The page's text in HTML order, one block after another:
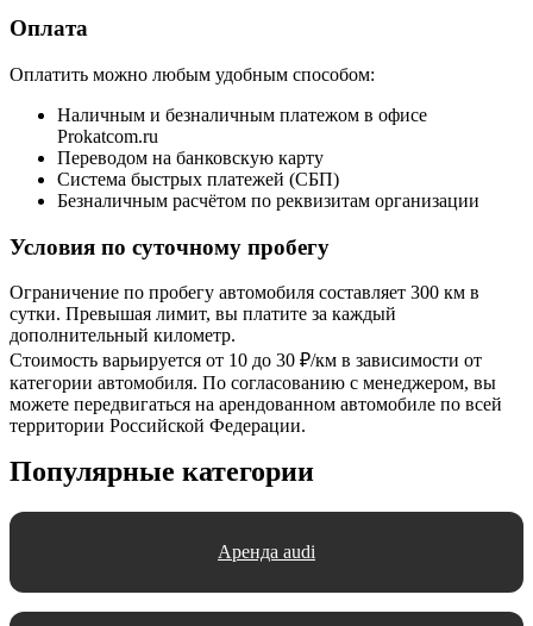
Оплата
Оплатить можно любым удобным способом:
Наличным и безналичным платежом в офисе
Prokatcom.ru
Переводом на банковскую карту
Система быстрых платежей (СБП)
Безналичным расчётом по реквизитам организации
Условия по суточному пробегу
Ограничение по пробегу автомобиля составляет 300 км в
сутки. Превышая лимит, вы платите за каждый
дополнительный километр.
Стоимость варьируется от 10 до 30 ₽/км в зависимости от
категории автомобиля. По согласованию с менеджером, вы
можете передвигаться на арендованном автомобиле по всей
территории Российской Федерации.
Популярные категории
Аренда audi